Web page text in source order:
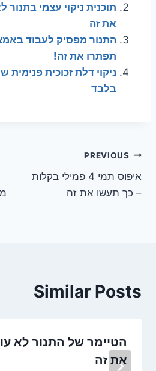
תוכנית ניקוי עצמי
את זה
התנור מפסיק לעבוד
תפתרו את זה!
בלבד
ניווט
PREVIOUS
איפוס תמי 4 פמילי בקלות
– כך תעשו את זה
Similar Posts
הטיימר של התנור לא
את זה